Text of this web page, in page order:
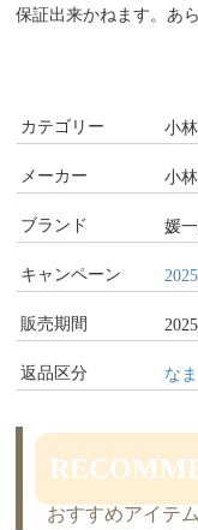
保証出来かねます。あ
カテゴリー 小
メーカー 小
ブランド 媛
キャンペーン
販売期間
返品区分 な
おすすめアイテム